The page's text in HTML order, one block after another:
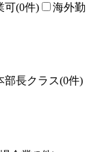
可(0件)
海外勤
部長クラス(0件)